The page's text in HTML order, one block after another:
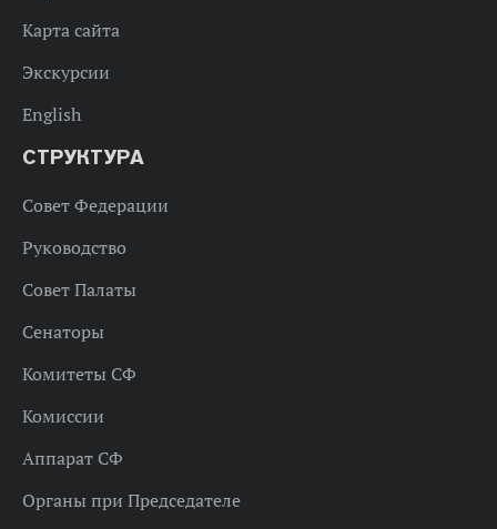
Карта сайта
Экскурсии
English
СТРУКТУРА
Совет Федерации
Руководство
Совет Палаты
Сенаторы
Комитеты СФ
Комиссии
Аппарат СФ
Органы при Председателе